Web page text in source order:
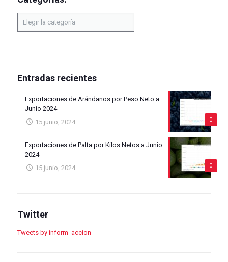
Entradas recientes
0
Exportaciones de Arándanos por Peso Neto a
Junio 2024
15 junio, 2024
0
Exportaciones de Palta por Kilos Netos a Junio
2024
15 junio, 2024
Twitter
Tweets by inform_accion